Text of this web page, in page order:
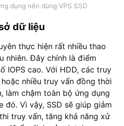
dụng nên dùng VPS SSD
dữ liệu
thực hiện rất nhiều thao
nhiên. Đây chính là điểm
IOPS cao. Với HDD, các truy
nhiều truy vấn đồng thời
làm chậm toàn bộ ứng dụng
đó. Vì vậy, SSD sẽ giúp giảm
truy vấn, tăng khả năng xử